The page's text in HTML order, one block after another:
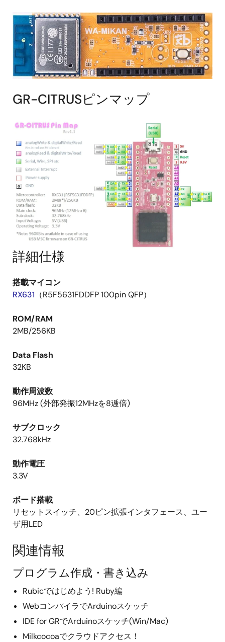
GR-CITRUSピンマップ
詳細仕様
搭載マイコン
RX631 （R5F5631FDDFP 100pin QFP）
ROM/RAM
2MB/256KB
Data Flash
32KB
動作周波数
96MHz (外部発振12MHzを8逓倍)
サブクロック
32.768kHz
動作電圧
3.3V
ボード搭載
リセットスイッチ、20ピン拡張インタフェース、ユー
ザ用LED
関連情報
プログラム作成・書き込み
Rubicではじめよう! Ruby編
WebコンパイラでArduinoスケッチ
IDE for GRでArduinoスケッチ(Win/Mac)
Milkcocoaでクラウドアクセス！